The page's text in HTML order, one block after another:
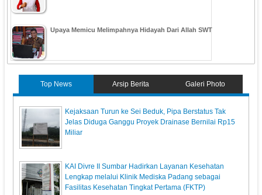
Upaya Memicu Melimpahnya Hidayah Dari Allah SWT
Top News Arsip Berita Galeri Photo
Kejaksaan Turun ke Sei Beduk, Pipa Berstatus Tak
Jelas Diduga Ganggu Proyek Drainase Bernilai Rp15
Miliar
KAI Divre II Sumbar Hadirkan Layanan Kesehatan
Lengkap melalui Klinik Mediska Padang sebagai
Fasilitas Kesehatan Tingkat Pertama (FKTP)